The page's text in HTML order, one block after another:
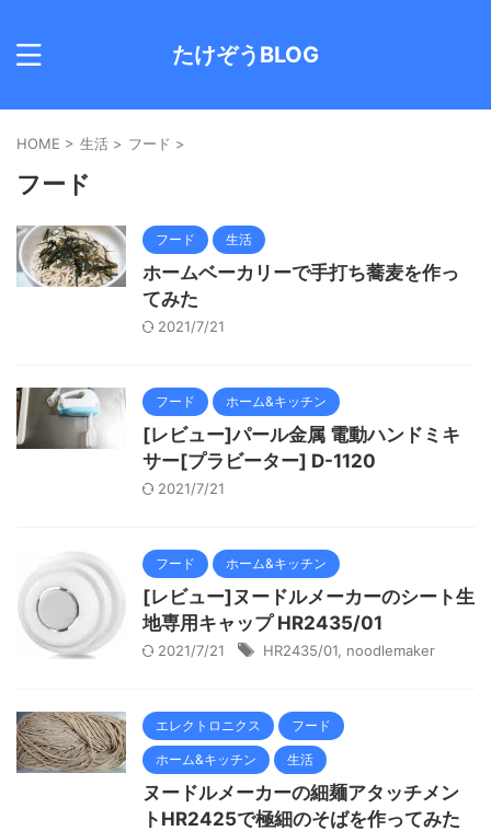
たけぞうBLOG
HOME > 生活 > フード >
フード
フード 生活
ホームベーカリーで手打ち蕎麦を作っ
てみた
2021/7/21
フード ホーム&キッチン
[レビュー]パール金属 電動ハンドミキ
サー[プラビーター] D-1120
2021/7/21
フード ホーム&キッチン
[レビュー]ヌードルメーカーのシート生
地専用キャップ HR2435/01
2021/7/21 HR2435/01 noodlemaker
エレクトロニクス フード
ホーム&キッチン 生活
ヌードルメーカーの細麺アタッチメン
トHR2425で極細のそばを作ってみた